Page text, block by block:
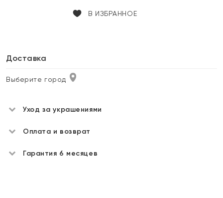
В ИЗБРАННОЕ
Доставка
Выберите город
Уход за украшениями
Оплата и возврат
Гарантия 6 месяцев